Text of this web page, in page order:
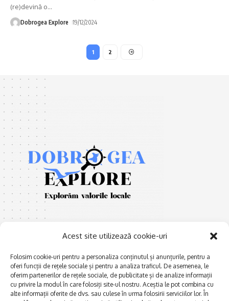
Acest site utilizează cookie-uri
Folosim cookie-uri pentru a personaliza conținutul și anunțurile, pentru a
oferi funcții de rețele sociale și pentru a analiza traficul. De asemenea, le
oferim partenerilor de rețele sociale, de publicitate și de analize informații
cu privire la modul în care folosiți site-ul nostru. Aceștia le pot combina cu
alte informații oferite de dvs. sau culese în urma folosirii serviciilor lor. În
(re)devină o…
Dobrogea Explore 19/12/2024
1 2
E xplorăm Dobrogea,
Explorăm valorile locale:
Deltă, Litoral, cele mai mari
Afaceri și meșteșuguri
Actualitate
Dobrogea PE BUNE